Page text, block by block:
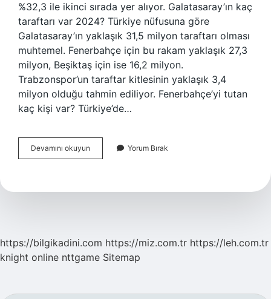
%32,3 ile ikinci sırada yer alıyor. Galatasaray’ın kaç
taraftarı var 2024? Türkiye nüfusuna göre
Galatasaray’ın yaklaşık 31,5 milyon taraftarı olması
muhtemel. Fenerbahçe için bu rakam yaklaşık 27,3
milyon, Beşiktaş için ise 16,2 milyon.
Trabzonspor’un taraftar kitlesinin yaklaşık 3,4
milyon olduğu tahmin ediliyor. Fenerbahçe’yi tutan
kaç kişi var? Türkiye’de…
Devamını okuyun Galatasaraya
Kaç
Yorum Bırak
https://bilgikadini.com https://miz.com.tr https://leh.com.tr
knight online nttgame Sitemap